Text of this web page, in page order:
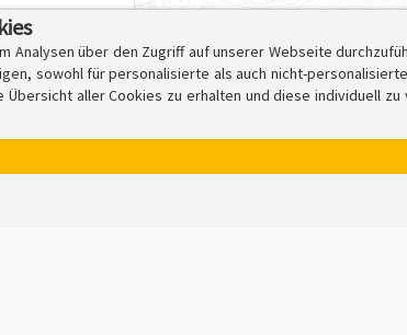
über den Zugriff auf unserer Webseite
sowohl für personalisierte als auch nicht-
aller Cookies zu erhalten und diese individuell